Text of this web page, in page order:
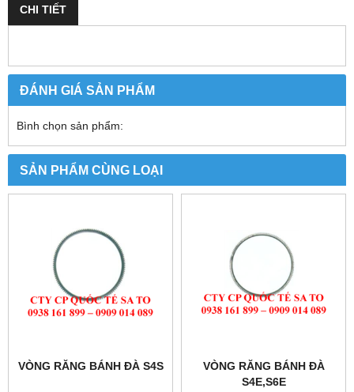
CHI TIẾT
ĐÁNH GIÁ SẢN PHẨM
Bình chọn sản phẩm:
SẢN PHẨM CÙNG LOẠI
VÒNG RĂNG BÁNH ĐÀ S4S
VÒNG RĂNG BÁNH ĐÀ
S4E,S6E